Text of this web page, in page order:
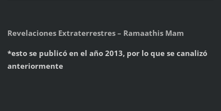
Revelaciones Extraterrestres – Ramaathis Mam
*esto se publicó en el año 2013, por lo que se canalizó
anteriormente